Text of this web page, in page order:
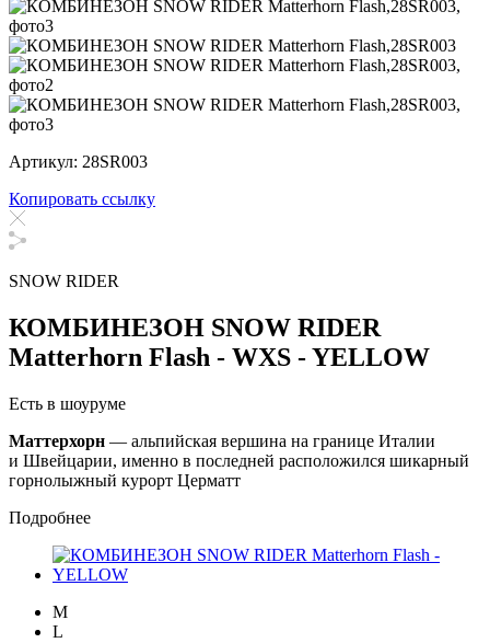
Артикул: 28SR003
Копировать ссылку
SNOW RIDER
КОМБИНЕЗОН SNOW RIDER
Matterhorn Flash - WXS - YELLOW
Есть в шоуруме
Маттерхорн — альпийская вершина на границе Италии
и Швейцарии, именно в последней расположился шикарный
горнолыжный курорт Церматт
Подробнее
M
L